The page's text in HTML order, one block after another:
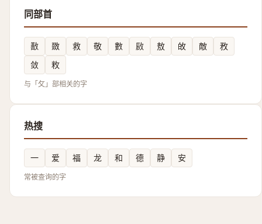
同部首
敾 敪 救 敬 數 敐 敖 敀 敵
敄
敛
敉
与「攵」部相关的字
热搜
一 爱 福 龙 和 德 静 安
常被查询的字